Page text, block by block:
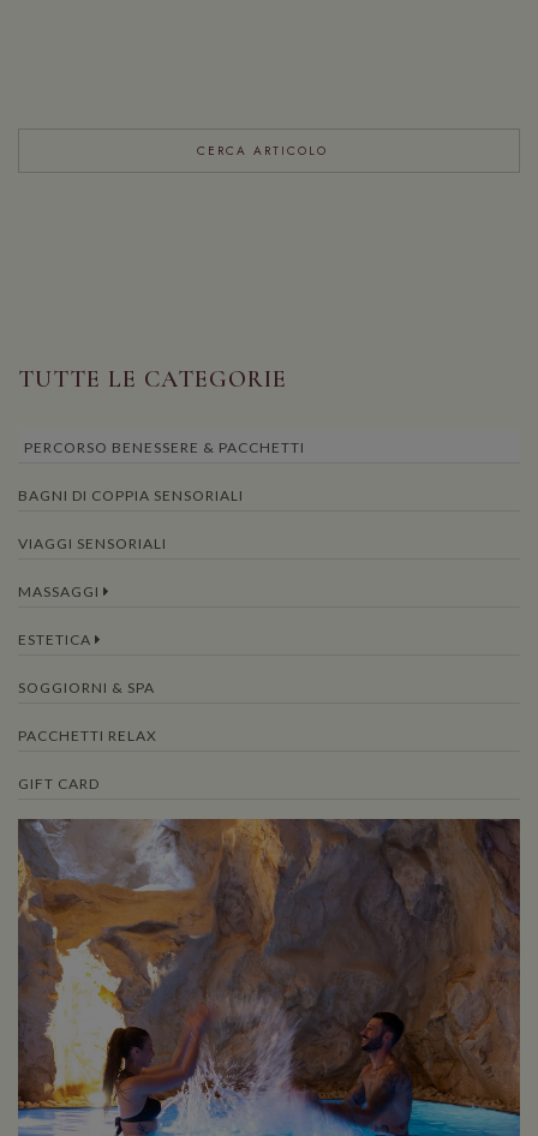
TUTTE LE CATEGORIE
PERCORSO BENESSERE & PACCHETTI
BAGNI DI COPPIA SENSORIALI
VIAGGI SENSORIALI
MASSAGGI
ESTETICA
SOGGIORNI & SPA
PACCHETTI RELAX
GIFT CARD